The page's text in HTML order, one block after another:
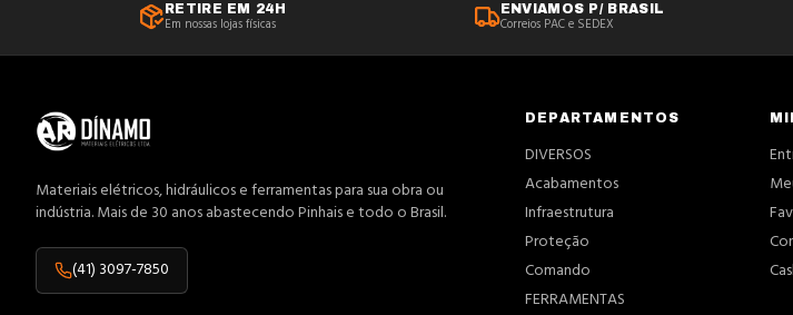
Área Externa
Banheiro
Barramentos
Baterias
Blocos
Bocal/Conectores/Soquetes
RETIRE EM 24H
Em nossas lojas físicas
ENVIAMOS P/ BRASIL
Correios PAC e SEDEX
Materiais elétricos, hidráulicos e ferramentas para sua obra ou
indústria. Mais de 30 anos abastecendo Pinhais e todo o Brasil.
(41) 3097-7850
DEPARTAMENTOS
DIVERSOS
Acabamentos
Infraestrutura
Proteção
Comando
FERRAMENTAS